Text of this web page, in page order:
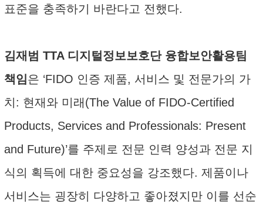
표준을 충족하기 바란다고 전했다.
김재범 TTA 디지털정보보호단 융합보안활용팀
책임은 ‘FIDO 인증 제품, 서비스 및 전문가의 가
치: 현재와 미래(The Value of FIDO-Certified
Products, Services and Professionals: Present
and Future)’를 주제로 전문 인력 양성과 전문 지
식의 획득에 대한 중요성을 강조했다. 제품이나
서비스는 굉장히 다양하고 좋아졌지만 이를 선순